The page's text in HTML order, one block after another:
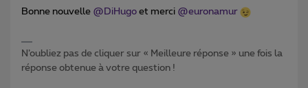
Bonne nouvelle @DiHugo et merci @euronamur
N’oubliez pas de cliquer sur « Meilleure réponse » une fois la
réponse obtenue à votre question !